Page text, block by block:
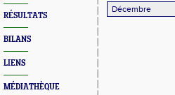
RÉSULTATS
BILANS
LIENS
MÉDIATHÈQUE